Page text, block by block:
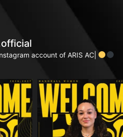
account of ARIS AC|